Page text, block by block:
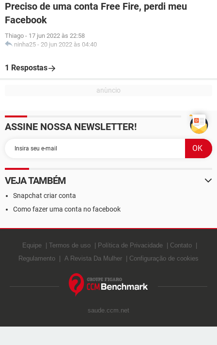
Preciso de uma conta Free Fire, perdi meu
Facebook
Thiago - 17 jun 2022 às 22:58
ninha25 - 20 jun 2022 às 04:40
1 Respostas
ASSINE NOSSA NEWSLETTER!
VEJA TAMBÉM
Snapchat criar conta
Como fazer uma conta no facebook
Equipe Termos de uso Política de Privacidade
Contato
Regulamento
A Revista Da Mulher Configuração de cookies
saude.ccm.net